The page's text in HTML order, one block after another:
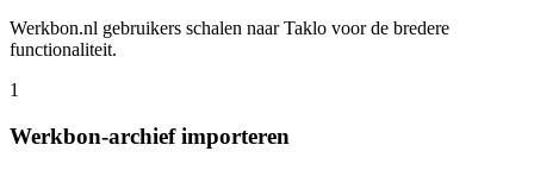
Werkbon.nl gebruikers schalen naar Taklo voor de bredere
functionaliteit.
1
Werkbon-archief importeren